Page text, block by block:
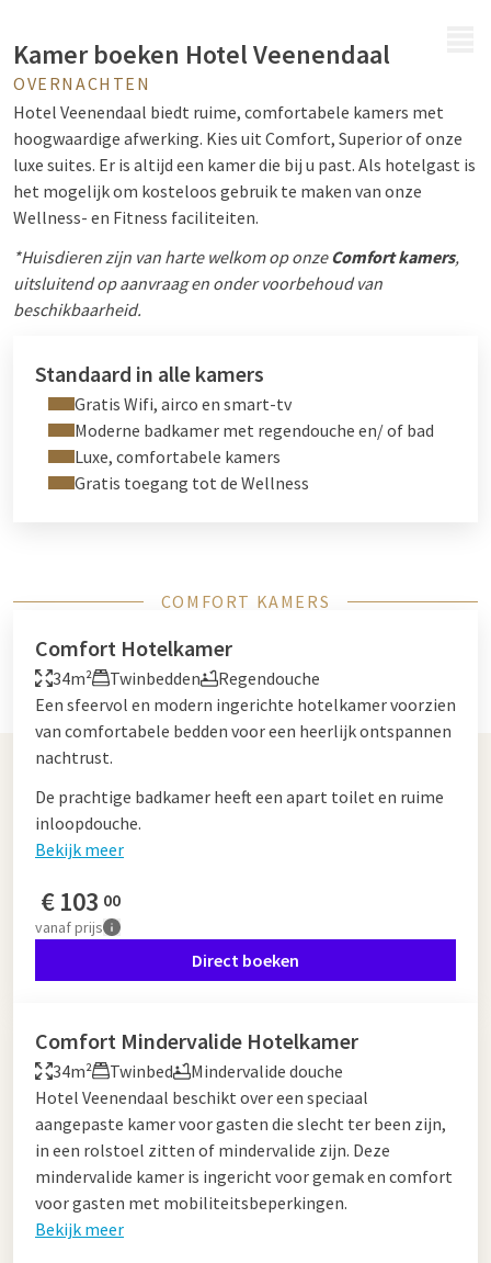
Kamer boeken Hotel Veenendaal
OVERNACHTEN
Hotel Veenendaal biedt ruime, comfortabele kamers met
hoogwaardige afwerking. Kies uit Comfort, Superior of onze
luxe suites. Er is altijd een kamer die bij u past. Als hotelgast is
het mogelijk om kosteloos gebruik te maken van onze
Wellness- en Fitness faciliteiten.
*Huisdieren zijn van harte welkom op onzeComfort kamers,
uitsluitend op aanvraag en onder voorbehoud van
beschikbaarheid.
Standaard in alle kamers
Gratis Wifi, airco en smart-tv
Moderne badkamer met regendouche en/ of bad
Luxe, comfortabele kamers
Gratis toegang tot de Wellness
COMFORT KAMERS
Comfort Hotelkamer
34m² Twinbedden
Regendouche
Een sfeervol en modern ingerichte hotelkamer voorzien
van comfortabele bedden voor een heerlijk ontspannen
nachtrust.
De prachtige badkamer heeft een apart toilet en ruime
inloopdouche.
Bekijk meer
€103 00
vanafprijs
Direct boeken
Comfort Mindervalide Hotelkamer
34m² Twinbed
Mindervalide douche
Hotel Veenendaal beschikt over een speciaal
aangepaste kamer voor gasten die slecht ter been zijn,
in een rolstoel zitten of mindervalide zijn. Deze
mindervalide kamer is ingericht voor gemak en comfort
voor gasten met mobiliteitsbeperkingen.
Bekijk meer